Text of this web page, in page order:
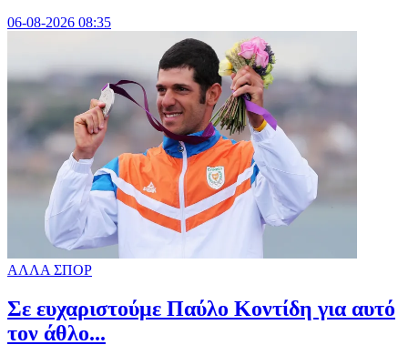
06-08-2026 08:35
ΑΛΛΑ ΣΠΟΡ
Σε ευχαριστούμε Παύλο Κοντίδη για αυτό
τον άθλο...